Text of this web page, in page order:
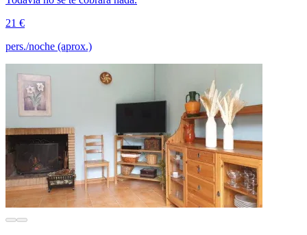
21 €
pers./noche (aprox.)